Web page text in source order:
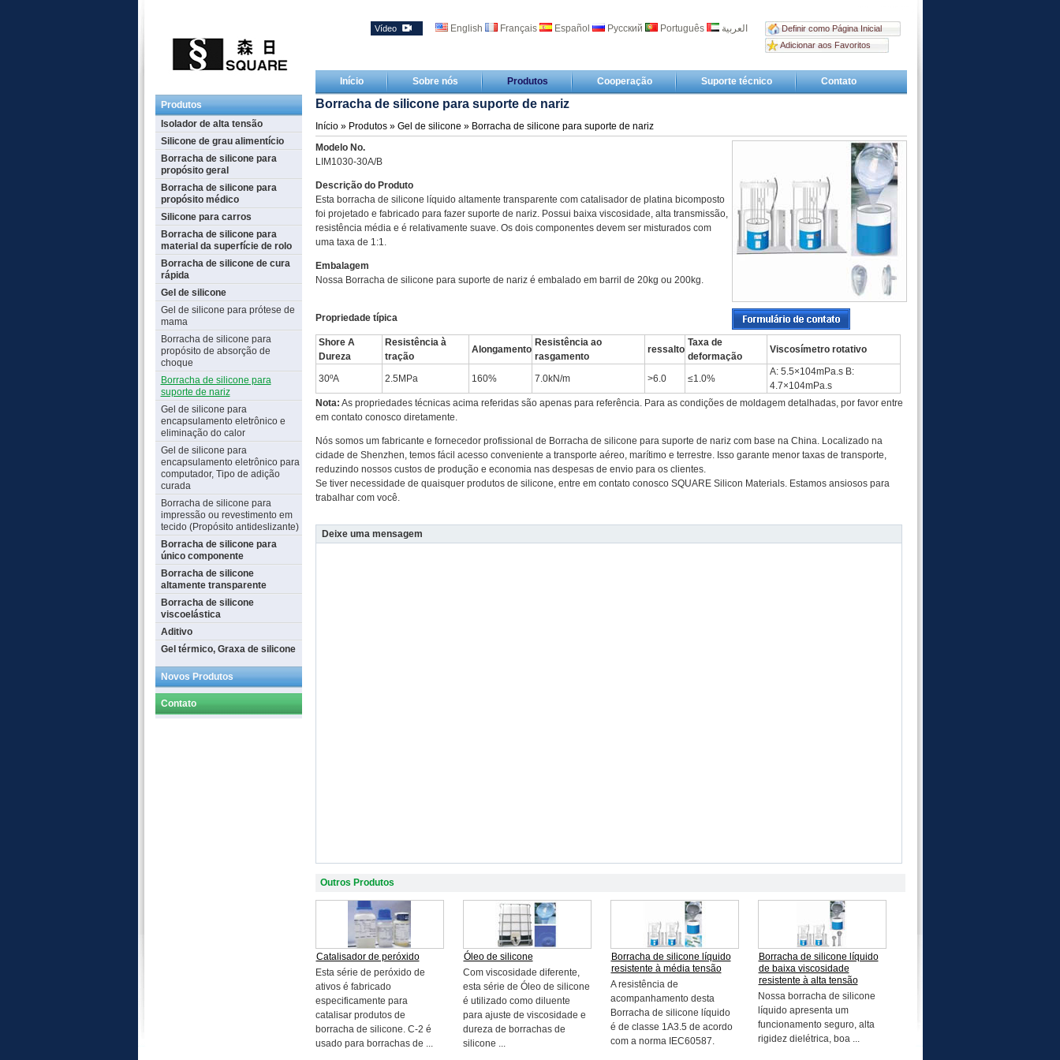
Definir como Página Inicial
Adicionar aos Favoritos
Vídeo English Français Español Русский Português العربية
Início Sobre nós Produtos Cooperação Suporte técnico Contato
Produtos
Isolador de alta tensão
Silicone de grau alimentício
Borracha de silicone para
propósito geral
Borracha de silicone para
propósito médico
Silicone para carros
Borracha de silicone para
material da superfície de rolo
Borracha de silicone de cura
rápida
Gel de silicone
Gel de silicone para prótese de
mama
Borracha de silicone para
propósito de absorção de
choque
Borracha de silicone para
suporte de nariz
Gel de silicone para
encapsulamento eletrônico e
eliminação do calor
Gel de silicone para
encapsulamento eletrônico para
computador, Tipo de adição
curada
Borracha de silicone para
impressão ou revestimento em
tecido (Propósito antideslizante)
Borracha de silicone para
único componente
Borracha de silicone
altamente transparente
Borracha de silicone
viscoelástica
Aditivo
Gel térmico, Graxa de silicone
Novos Produtos
Contato
Borracha de silicone para suporte de nariz
Início» Produtos» Gel de silicone » Borracha de silicone para suporte de nariz
Modelo No.
LIM1030-30A/B
Descrição do Produto
Esta borracha de silicone líquido altamente transparente com catalisador de platina bicomposto
foi projetado e fabricado para fazer suporte de nariz. Possui baixa viscosidade, alta transmissão,
resistência média e é relativamente suave. Os dois componentes devem ser misturados com
uma taxa de 1:1.
Embalagem
Nossa Borracha de silicone para suporte de nariz é embalado em barril de 20kg ou 200kg.
Propriedade típica
Shore A
Dureza
Resistência à
tração
Alongamento
Resistência ao
rasgamento
ressalto
Taxa de
deformação
Viscosímetro rotativo
30ºA 2.5MPa 160% 7.0kN/m >6.0 ≤1.0%
A: 5.5×104mPa.s B:
4.7×104mPa.s
Nota: As propriedades técnicas acima referidas são apenas para referência. Para as condições de moldagem detalhadas, por favor entre
em contato conosco diretamente.
Nós somos um fabricante e fornecedor profissional de Borracha de silicone para suporte de nariz com base na China. Localizado na
cidade de Shenzhen, temos fácil acesso conveniente a transporte aéreo, marítimo e terrestre. Isso garante menor taxas de transporte,
reduzindo nossos custos de produção e economia nas despesas de envio para os clientes.
Se tiver necessidade de quaisquer produtos de silicone, entre em contato conosco SQUARE Silicon Materials. Estamos ansiosos para
trabalhar com você.
Deixe uma mensagem
Outros Produtos
Catalisador de peróxido
Esta série de peróxido de
ativos é fabricado
especificamente para
catalisar produtos de
borracha de silicone. C-2 é
usado para borrachas de ...
Óleo de silicone
Com viscosidade diferente,
esta série de Óleo de silicone
é utilizado como diluente
para ajuste de viscosidade e
dureza de borrachas de
silicone ...
Borracha de silicone líquido
resistente à média tensão
A resistência de
acompanhamento desta
Borracha de silicone líquido
é de classe 1A3.5 de acordo
com a norma IEC60587.
Borracha de silicone líquido
de baixa viscosidade
resistente à alta tensão
Nossa borracha de silicone
líquido apresenta um
funcionamento seguro, alta
rigidez dielétrica, boa ...